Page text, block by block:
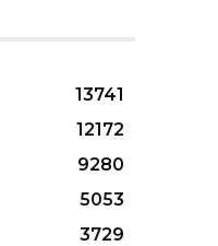
13741
12172
9280
5053
3729